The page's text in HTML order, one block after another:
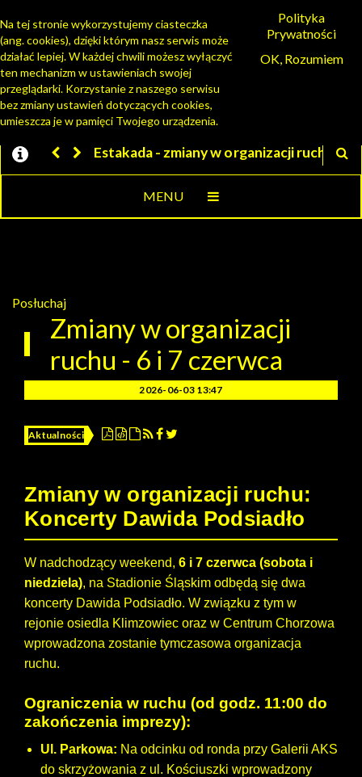
PORTAL MIESZKAŃCA
organizacji ruchuJesteśmy w EZD
MENU
Posłuchaj
Zmiany w organizacji
ruchu - 6 i 7 czerwca
2026-06-03 13:47
Aktualności
Zmiany w organizacji ruchu:
Koncerty Dawida Podsiadło
W nadchodzący weekend, 6 i 7 czerwca (sobota i
niedziela), na Stadionie Śląskim odbędą się dwa
koncerty Dawida Podsiadło. W związku z tym w
rejonie osiedla Klimzowiec oraz w Centrum Chorzowa
wprowadzona zostanie tymczasowa organizacja
ruchu.
Ograniczenia w ruchu (od godz. 11:00 do
zakończenia imprezy):
Ul. Parkowa: Na odcinku od ronda przy Galerii AKS
do skrzyżowania z ul. Kościuszki wprowadzony
Polityka
Prywatności
OK, Rozumiem
Na tej stronie wykorzystujemy ciasteczka
(ang. cookies), dzięki którym nasz serwis może
działać lepiej. W każdej chwili możesz wyłączyć
ten mechanizm w ustawieniach swojej
przeglądarki. Korzystanie z naszego serwisu
bez zmiany ustawień dotyczących cookies,
umieszcza je w pamięci Twojego urządzenia.